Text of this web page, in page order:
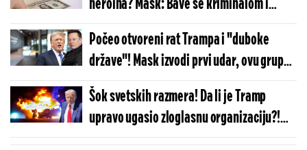
heroina? Mask: Bave se kriminalom i
propagandom
Počeo otvoreni rat Trampa i "duboke
države"! Mask izvodi prvi udar, ovu grupu
da zbriše sa lica zemlje!
Šok svetskih razmera! Da li je Tramp
upravo ugasio zloglasnu organizaciju?!
"Nisu došli na radna mesta..."